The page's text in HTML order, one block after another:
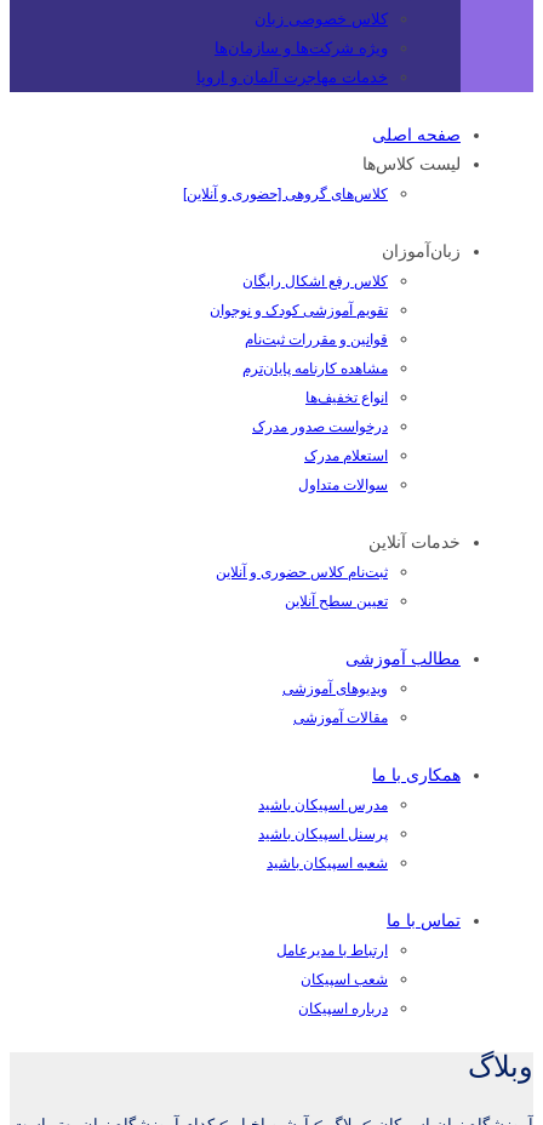
کلاس خصوصی زبان
ویژه شرکت‌ها و سازمان‌ها
خدمات مهاجرت آلمان و اروپا
صفحه اصلی
لیست کلاس‌ها
کلاس‌های گروهی [حضوری و آنلاین]
زبان‌آموزان
کلاس رفع اشکال رایگان
تقویم آموزشی کودک و نوجوان
قوانین و مقررات ثبت‌نام
مشاهده کارنامه پایان‌ترم
انواع تخفیف‌ها
درخواست صدور مدرک
استعلام مدرک
سوالات متداول
خدمات آنلاین
ثبت‌نام کلاس حضوری و آنلاین
تعیین سطح آنلاین
مطالب آموزشی
ویدیوهای آموزشی
مقالات آموزشی
همکاری با ما
مدرس اسپیکان باشید
پرسنل اسپیکان باشید
شعبه اسپیکان باشید
تماس با ما
ارتباط با مدیرعامل
شعب اسپیکان
درباره اسپیکان
وبلاگ